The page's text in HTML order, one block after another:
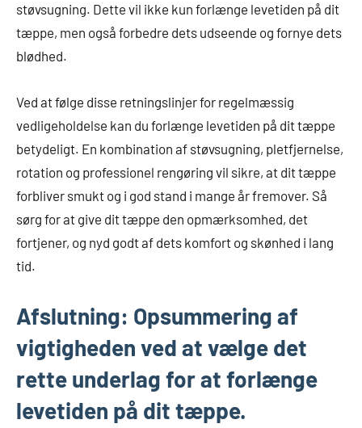
støvsugning. Dette vil ikke kun forlænge levetiden på dit
tæppe, men også forbedre dets udseende og fornye dets
blødhed.
Ved at følge disse retningslinjer for regelmæssig
vedligeholdelse kan du forlænge levetiden på dit tæppe
betydeligt. En kombination af støvsugning, pletfjernelse,
rotation og professionel rengøring vil sikre, at dit tæppe
forbliver smukt og i god stand i mange år fremover. Så
sørg for at give dit tæppe den opmærksomhed, det
fortjener, og nyd godt af dets komfort og skønhed i lang
tid.
Afslutning: Opsummering af
vigtigheden ved at vælge det
rette underlag for at forlænge
levetiden på dit tæppe.